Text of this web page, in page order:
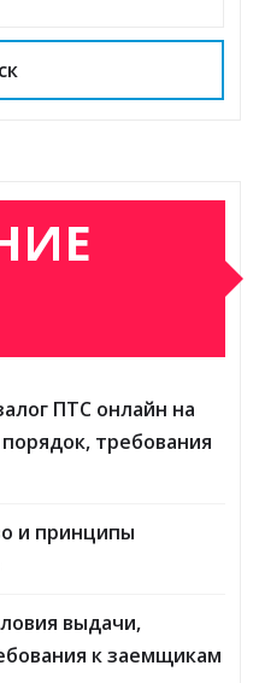
и
ь
ПТС онлайн на
требования
и принципы
выдачи,
к заемщикам